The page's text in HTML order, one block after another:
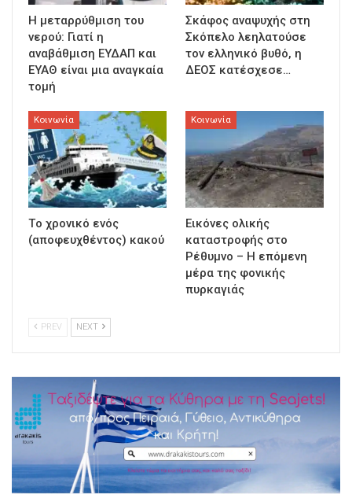
Η μεταρρύθμιση του
νερού: Γιατί η
αναβάθμιση ΕΥΔΑΠ και
ΕΥΑΘ είναι μια αναγκαία
τομή
Σκάφος αναψυχής στη
Σκόπελο λεηλατούσε
τον ελληνικό βυθό, η
ΔΕΟΣ κατέσχεσε…
Κοινωνία
Τo χρονικό ενός
(αποφευχθέντος) κακού
Κοινωνία
Εικόνες ολικής
καταστροφής στο
Ρέθυμνο – Η επόμενη
μέρα της φονικής
πυρκαγιάς
PREV NEXT